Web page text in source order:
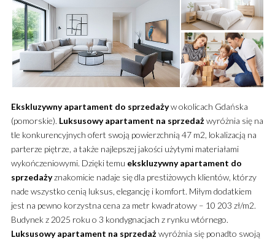
Ekskluzywny apartament do sprzedażyw okolicach Gdańska
(pomorskie). Luksusowy apartament na sprzedażwyróżnia się na
tle konkurencyjnych ofert swoją powierzchnią 47 m2, lokalizacją na
parterze piętrze, a także najlepszej jakości użytymi materiałami
wykończeniowymi. Dzięki temu ekskluzywny apartament do
sprzedażyznakomicie nadaje się dla prestiżowych klientów, którzy
nade wszystko cenią luksus, elegancję i komfort. Miłym dodatkiem
jest na pewno korzystna cena za metr kwadratowy – 10 203 zł/m2.
Budynek z 2025 roku o 3 kondygnacjach z rynku wtórnego.
Luksusowy apartament na sprzedażwyróżnia się ponadto swoją